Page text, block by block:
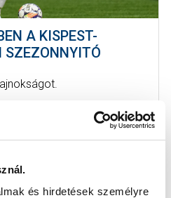
és hirdetések személyre
A KISPEST-
SZEZONNYITÓ